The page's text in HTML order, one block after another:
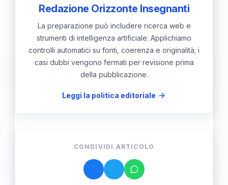
Redazione Orizzonte Insegnanti
La preparazione può includere ricerca web e
strumenti di intelligenza artificiale. Applichiamo
controlli automatici su fonti, coerenza e originalità; i
casi dubbi vengono fermati per revisione prima
della pubblicazione.
Leggi la politica editoriale
CONDIVIDI ARTICOLO